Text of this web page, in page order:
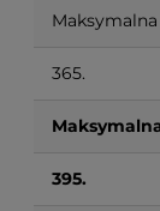
365.
395.